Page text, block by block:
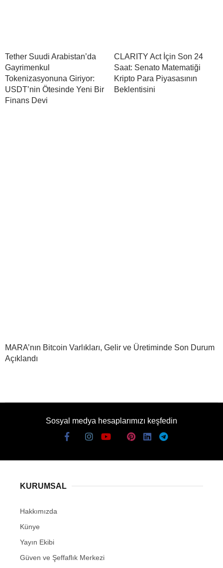
Tether Suudi Arabistan’da
Gayrimenkul
Tokenizasyonuna Giriyor:
USDT’nin Ötesinde Yeni Bir
Finans Devi
CLARITY Act İçin Son 24
Saat: Senato Matematiği
Kripto Para Piyasasının
Beklentisini
MARA’nın Bitcoin Varlıkları, Gelir ve Üretiminde Son Durum
Açıklandı
Sosyal medya hesaplarımızı keşfedin
KURUMSAL
Hakkımızda
Künye
Yayın Ekibi
Güven ve Şeffaflık Merkezi